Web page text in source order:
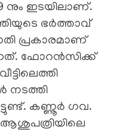
നും ഇടയിലാണ്.
ഭർത്താവ്
പ്രകാരമാണ്
ഫോറൻസിക്ക്
നടത്തി
കണ്ണൂർ ഗവ.